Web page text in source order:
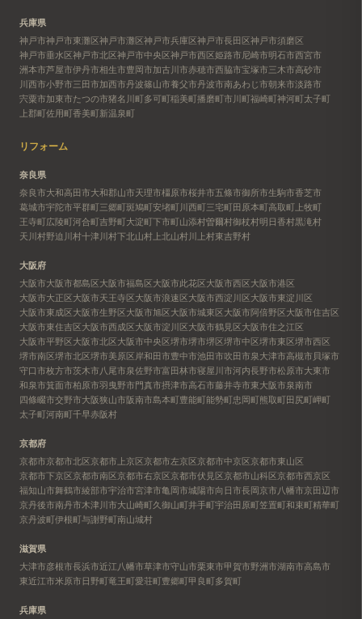
兵庫県
神戸市神戸市東灘区神戸市灘区神戸市兵庫区神戸市長田区神戸市須磨区
神戸市垂水区神戸市北区神戸市中央区神戸市西区姫路市尼崎市明石市西宮市
洲本市芦屋市伊丹市相生市豊岡市加古川市赤穂市西脇市宝塚市三木市高砂市
川西市小野市三田市加西市丹波篠山市養父市丹波市南あわじ市朝来市淡路市
宍粟市加東市たつの市猪名川町多可町稲美町播磨町市川町福崎町神河町太子町
上郡町佐用町香美町新温泉町
リフォーム
奈良県
奈良市大和高田市大和郡山市天理市橿原市桜井市五條市御所市生駒市香芝市
葛城市宇陀市平群町三郷町斑鳩町安堵町川西町三宅町田原本町高取町 上牧町
王寺町広陵町河合町吉野町大淀町下市町山添村曽爾村御杖村明日香村黒滝村
天川村野迫川村十津川村下北山村 上北山村川上村東吉野村
大阪府
大阪市大阪市都島区大阪市福島区大阪市此花区大阪市西区大阪市港区
大阪市大正区大阪市天王寺区大阪市浪速区大阪市西淀川区大阪市東淀川区
大阪市東成区大阪市生野区大阪市旭区大阪市城東区大阪市阿倍野区大阪市住吉区
大阪市東住吉区大阪市西成区大阪市淀川区大阪市鶴見区大阪市住之江区
大阪市平野区大阪市北区大阪市中央区堺市堺市堺区堺市中区堺市東区堺市西区
堺市南区堺市北区堺市美原区岸和田市豊中市池田市吹田市泉大津市高槻市 貝塚市
守口市枚方市茨木市八尾市泉佐野市富田林市寝屋川市河内長野市松原市大東市
和泉市箕面市柏原市羽曳野市門真市摂津市高石市藤井寺市東大阪市泉南市
四條畷市交野市大阪狭山市阪南市島本町豊能町能勢町忠岡町熊取町田尻町岬町
太子町河南町千早赤阪村
京都府
京都市京都市北区京都市上京区京都市左京区京都市中京区京都市東山区
京都市下京区京都市南区京都市右京区京都市伏見区京都市山科区京都市西京区
福知山市舞鶴市綾部市宇治市宮津市亀岡市城陽市向日市長岡京市八幡市京田辺市
京丹後市南丹市木津川市大山崎町久御山町井手町宇治田原町笠置町和束町精華町
京丹波町伊根町与謝野町南山城村
滋賀県
大津市彦根市長浜市近江八幡市草津市守山市栗東市甲賀市野洲市湖南市高島市
東近江市米原市日野町竜王町愛荘町豊郷町甲良町多賀町
兵庫県